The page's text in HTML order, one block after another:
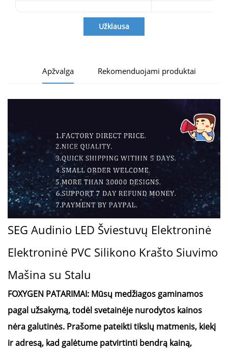
Užklausa
Apžvalga Rekomenduojami produktai
SEG Audinio LED Šviestuvų Elektroninė
Elektroninė PVC Silikono Krašto Siuvimo
Mašina su Stalu
FOXYGEN PATARIMAI: Mūsų medžiagos gaminamos
pagal užsakymą, todėl svetainėje nurodytos kainos
nėra galutinės. Prašome pateikti tikslų matmenis, kiekį
ir adresą, kad galėtume patvirtinti bendrą kainą,